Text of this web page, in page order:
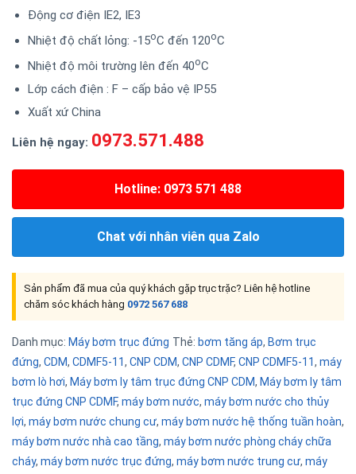
Động cơ điện IE2, IE3
Nhiệt độ chất lỏng: -15oC đến 120oC
Nhiệt độ môi trường lên đến 40oC
Lớp cách điện : F – cấp bảo vệ IP55
Xuất xứ China
Liên hệ ngay: 0973.571.488
Hotline: 0973 571 488
Chat với nhân viên qua Zalo
Sản phẩm đã mua của quý khách gặp trục trặc? Liên hệ hotline
chăm sóc khách hàng 0972 567 688
Danh mục: Máy bơm trục đứng Thẻ: bơm tăng áp, Bơm trục
đứng, CDM, CDMF5-11, CNP CDM, CNP CDMF, CNP CDMF5-11, máy
bơm lò hơi, Máy bơm ly tâm trục đứng CNP CDM, Máy bơm ly tâm
trục đứng CNP CDMF, máy bơm nước, máy bơm nước cho thủy
lợi, máy bơm nước chung cư, máy bơm nước hệ thống tuần hoàn,
máy bơm nước nhà cao tầng, máy bơm nước phòng cháy chữa
cháy, máy bơm nước trục đứng, máy bơm nước trung cư, máy